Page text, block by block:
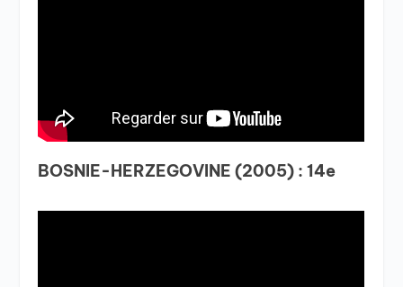
BOSNIE-HERZEGOVINE (2005) : 14e